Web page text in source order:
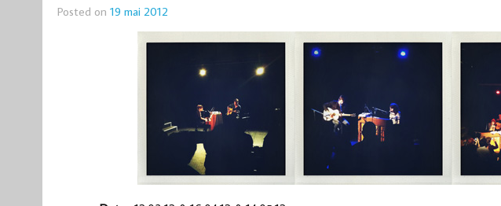
Posted on 19 mai 2012